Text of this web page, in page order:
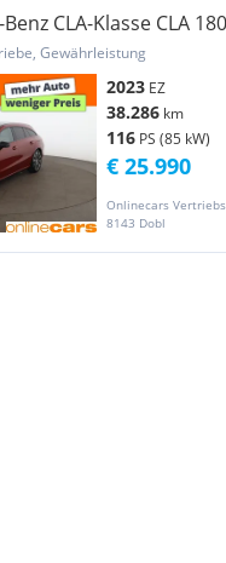
CLA-Klasse CLA
LEDER NAVI SITZHZG
Gewährleistung
2023 EZ
38.286 km
116 PS (85 kW)
8143 Dobl
€ 25.990